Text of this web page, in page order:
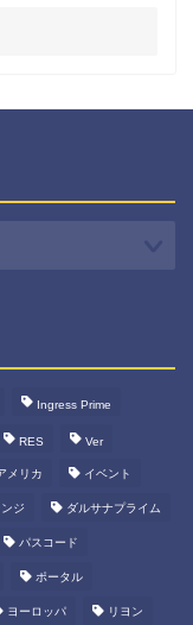
Ingress Prime
RES Ver
メリカ イベント
ジ ダルサナプライム
パスコード
ポータル
ヨーロッパ リヨン